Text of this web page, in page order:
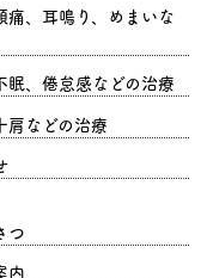
痛、耳鳴り、めまいな
眠、倦怠感などの治療
肩などの治療
つ
内